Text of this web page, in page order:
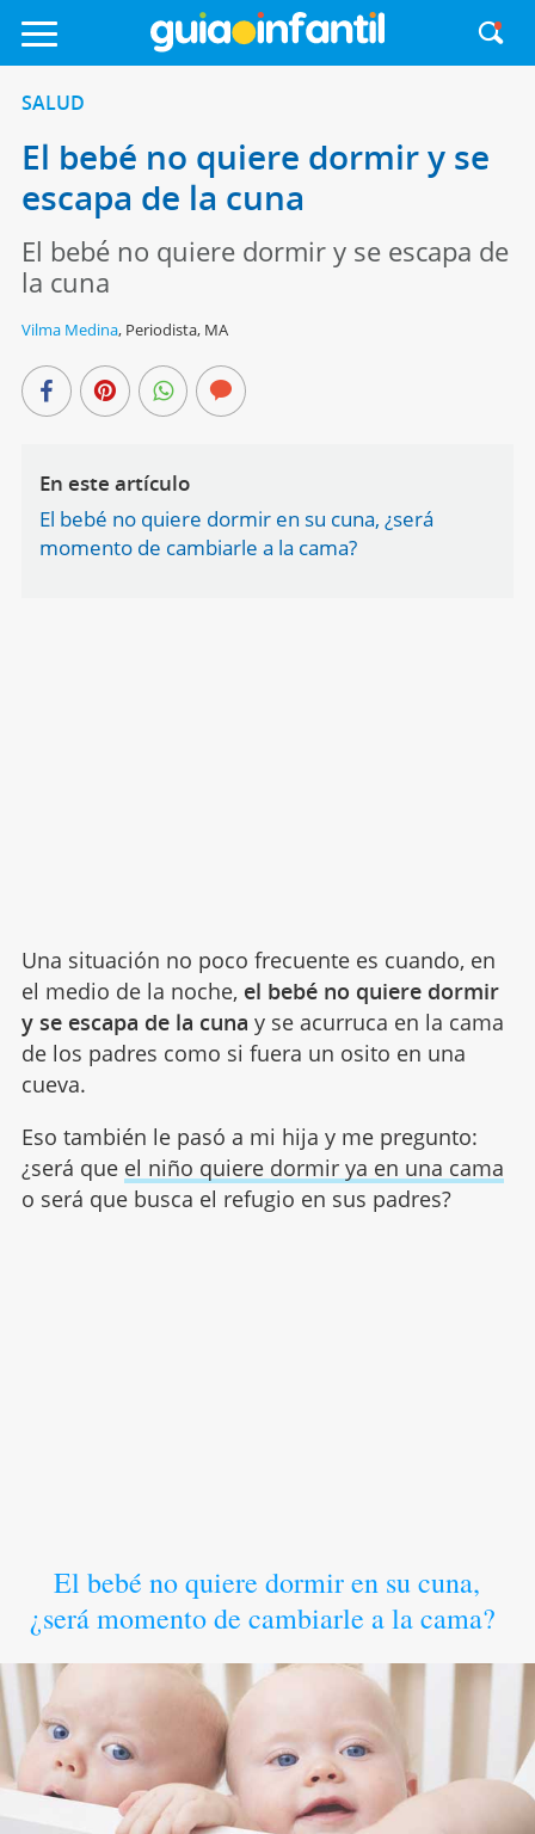
SALUD
El bebé no quiere dormir y se
escapa de la cuna
El bebé no quiere dormir y se escapa de
la cuna
Vilma Medina, Periodista, MA
En este artículo
El bebé no quiere dormir en su cuna, ¿será
momento de cambiarle a la cama?
Una situación no poco frecuente es cuando, en
el medio de la noche, el bebé no quiere dormir
y se escapa de la cuna y se acurruca en la cama
de los padres como si fuera un osito en una
cueva.
Eso también le pasó a mi hija y me pregunto:
¿será que el niño quiere dormir ya en una cama
o será que busca el refugio en sus padres?
El bebé no quiere dormir en su cuna,
¿será momento de cambiarle a la cama?